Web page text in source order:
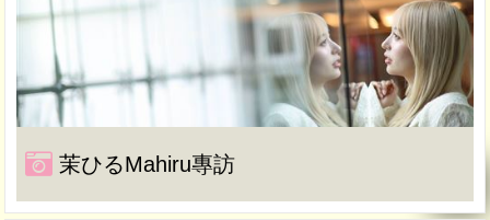
茉ひるMahiru專訪